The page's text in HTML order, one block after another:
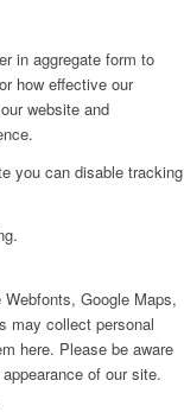
in aggregate form to
how effective our
website and
you can disable tracking
Google Maps,
may collect personal
here. Please be aware
of our site.